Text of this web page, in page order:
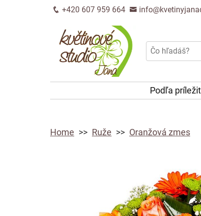
+420 607 959 664
Podľa
Home Ruže Oranžová zmes